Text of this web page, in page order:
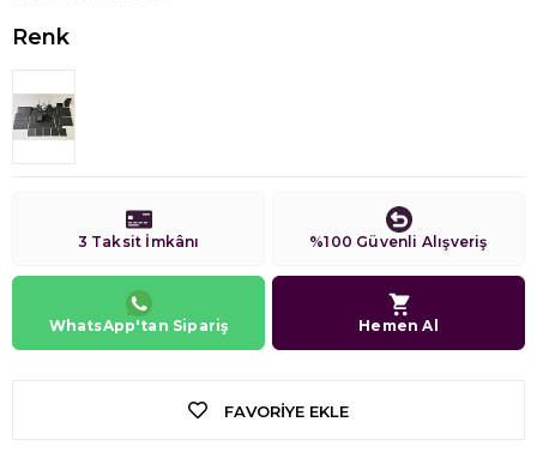
Renk
3 Taksit İmkânı %100 Güvenli Alışveriş
WhatsApp'tan Sipariş Hemen Al
FAVORIYE EKLE